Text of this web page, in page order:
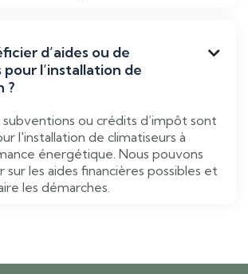
d’aides ou de
l’installation de
?

ou crédits d’impôt sont
l'installation de climatiseurs à
énergétique. Nous pouvons
sur les aides financières possibles et
les démarches.